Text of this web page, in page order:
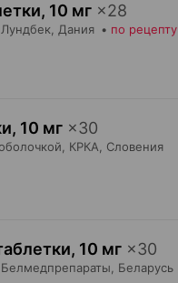
, 10 мг ×28
Лундбек , Дания • по рецепту
, 10 мг ×30
КРКА , Словения
, 10 мг ×30
Белмедпрепараты , Беларусь